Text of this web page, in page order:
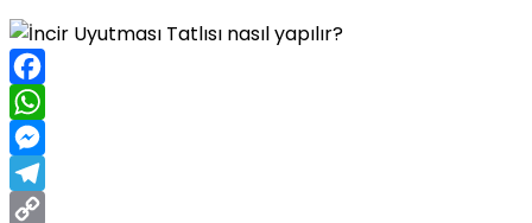
Facebook
WhatsApp
Messenger
Telegram